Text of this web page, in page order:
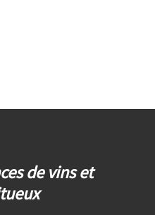
de vins et